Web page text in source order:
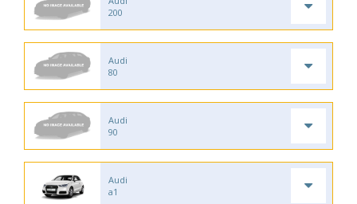
200
Audi
80
Audi
90
Audi
a1